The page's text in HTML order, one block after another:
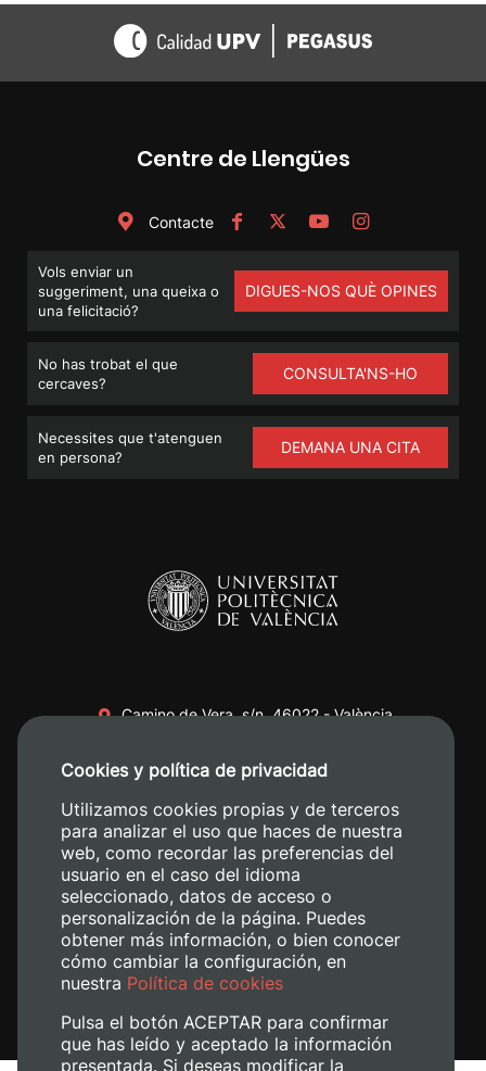
Centre de Llengües
Contacte
Vols enviar un
suggeriment, una queixa o
una felicitació?
DIGUES-NOS QUÈ OPINES
No has trobat el que
cercaves?
CONSULTA'NS-HO
Necessites que t'atenguen
en persona?
DEMANA UNA CITA
Camino de Vera, s/n. 46022 - València
+34 620 04 00 50
Cookies y política de privacidad
Utilizamos cookies propias y de terceros
para analizar el uso que haces de nuestra
web, como recordar las preferencias del
usuario en el caso del idioma
seleccionado, datos de acceso o
personalización de la página. Puedes
obtener más información, o bien conocer
cómo cambiar la configuración, en
nuestra Política de cookies
Pulsa el botón ACEPTAR para confirmar
que has leído y aceptado la información
presentada. Si deseas modificar la